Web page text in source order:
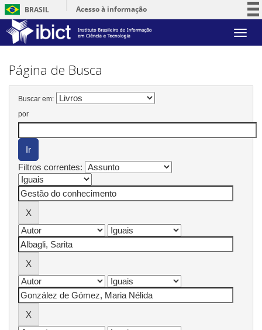
BRASIL
Acesso à informação
Serviços
Skip
Página de Busca
Buscar em:
por
Filtros correntes: